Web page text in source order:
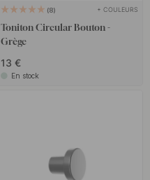
8 + COULEURS
Toniton Circular Bouton -
Grège
13 €
En stock